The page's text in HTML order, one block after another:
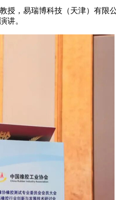
授，易瑞博科技（天津）有
讲。